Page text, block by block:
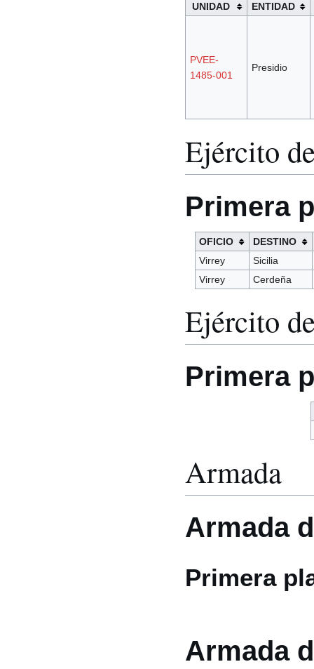
UNIDAD ENTIDAD
PVEE-
1485-001
Presidio
Ejército
Primera
OFICIO
DESTINO
Virrey
Sicilia
Virrey
Cerdeña
Ejército
Primera
Armada
Armada
Primera
Armada